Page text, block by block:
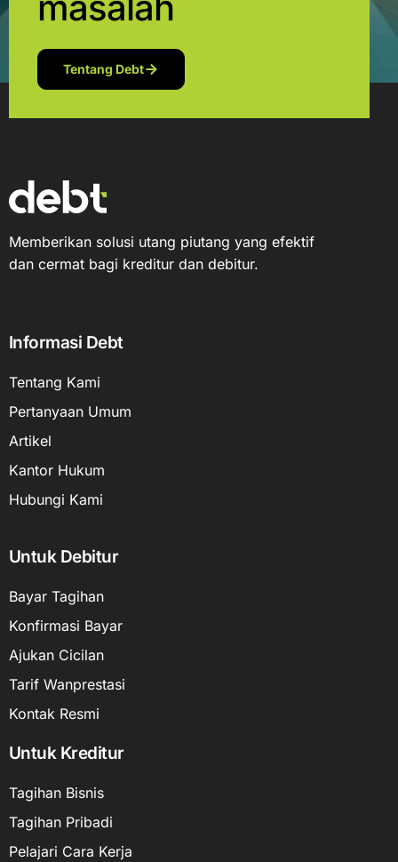
Tentang Debt
Memberikan solusi utang piutang yang efektif
dan cermat bagi kreditur dan debitur.
Informasi Debt
Tentang Kami
Pertanyaan Umum
Artikel
Kantor Hukum
Hubungi Kami
Untuk Debitur
Bayar Tagihan
Konfirmasi Bayar
Ajukan Cicilan
Tarif Wanprestasi
Kontak Resmi
Untuk Kreditur
Tagihan Bisnis
Tagihan Pribadi
Pelajari Cara Kerja